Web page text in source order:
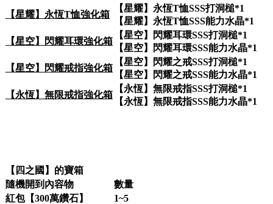
【星耀】永恆T恤強化箱
【星耀】永恆T恤SSS打洞槌*1
【星耀】永恆T恤SSS能力水晶*1
【星空】閃耀耳環強化箱
【星空】閃耀耳環SSS打洞槌*1
【星空】閃耀耳環SSS能力水晶*1
【星空】閃耀戒指強化箱
【星空】閃耀之戒SSS打洞槌*1
【星空】閃耀之戒SSS能力水晶*1
【永恆】無限戒指強化箱
【永恆】無限戒指SSS打洞槌*1
【永恆】無限戒指SSS能力水晶*1
【四之國】的寶箱
隨機開到內容物
數量
紅包【300萬鑽石】
1~5